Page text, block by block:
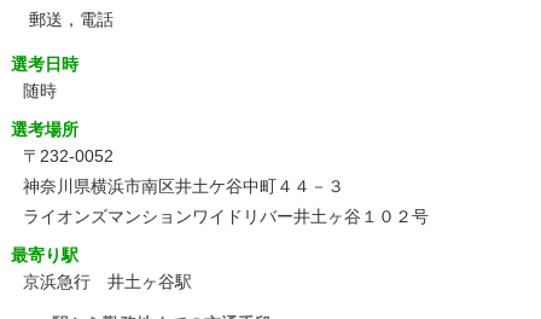
郵送，電話
選考日時
随時
選考場所
〒232-0052
神奈川県横浜市南区井土ケ谷中町４４－３
ライオンズマンションワイドリバー井土ヶ谷１０２号
最寄り駅
京浜急行 井土ヶ谷駅